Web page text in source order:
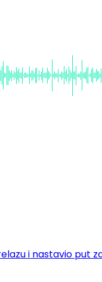
i nastavio put